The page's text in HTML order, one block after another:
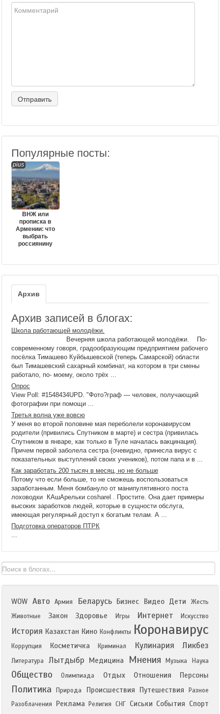
Популярные посты:
pius
ВНЖ или
прописка в
Армении: что
выбрать
россиянину
Архив
Архив записей в блогах:
Школа работающей молодёжи.
Вечерняя школа работающей молодёжи. По-
современному говоря, градообразующим предприятием рабочего
посёлка Тимашево Куйбышевской (теперь Самарской) области
был Тимашевский сахарный комбинат, на котором в три смены
работало, по- моему, около трёх ...
Опрос
View Poll: #1548434UPD. "Фото?граф — человек, получающий
фотографии при помощи ...
Третья волна уже вовсю
У меня во второй половине мая переболели коронавирусом
родители (привились Спутником в марте) и сестра (привилась
Спутником в январе, как только в Туле началась вакцинация).
Причем первой заболела сестра (очевидно, принесла вирус с
показательных выступлений своих учеников), потом папа и в ...
Как заработать 200 тысяч в месяц, но не больше
Потому что если больше, то не сможешь воспользоваться
заработанным. Меня бомбануло от манипулятивного поста
лоховодки КАшАрельки cosharel . Простите. Она дает примеры
высоких заработков людей, которые в сущности обслуга,
имеющая регулярный доступ к богатым телам. А ...
Подготовка операторов ПТРК
...
WOW Авто Армия Беларусь Бизнес Видео Дети
Жесть
Животные
Закон Здоровье Игры Интернет Искусство
История Казахстан Кино Конфликты Коронавирус
Коррупция Косметичка Криминал Кулинария Ликбез
Литература Лытдыбр Медицина Мнения Музыка Наука
Общество Олимпиада Отдых Отношения Персоны
Политика Природа Происшествия Путешествия
Разное
Разоблачения
Реклама Религия СНГ Сиськи События Спорт